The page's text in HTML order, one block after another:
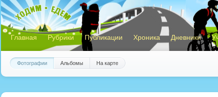
Главная Рубрики Публикации Хроника Дневники
Фотографии Альбомы На карте